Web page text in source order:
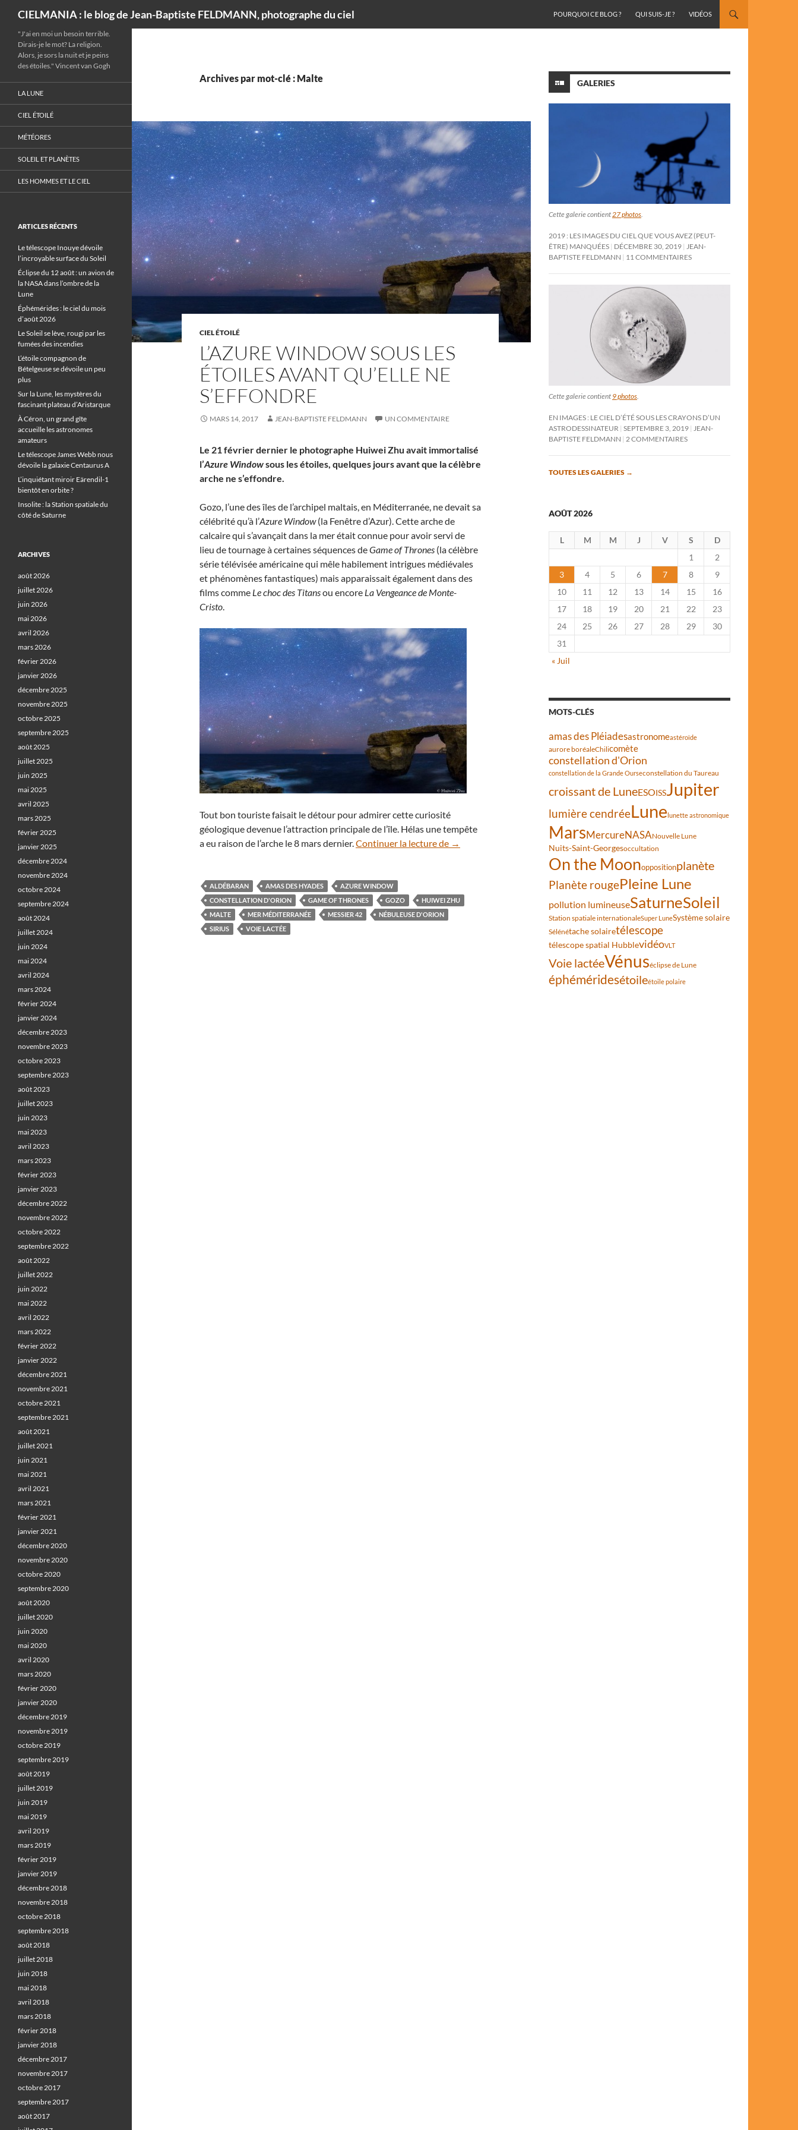
CIELMANIA : le blog de Jean-Baptiste FELDMANN, photographe du ciel
POURQUOI CE BLOG ?
QUI SUIS-JE ? VIDÉOS
Archives par mot-clé : Malte
CIEL ÉTOILÉ
L’AZURE WINDOW SOUS LES
ÉTOILES AVANT QU’ELLE NE
S’EFFONDRE
MARS 14, 2017 JEAN-BAPTISTE FELDMANN UN COMMENTAIRE
Le 21 février dernier le photographe Huiwei Zhu avait immortalisé
l’Azure Windowsous les étoiles, quelques jours avant que la célèbre
arche ne s’effondre.
Gozo, l’une des îles de l’archipel maltais, en Méditerranée, ne devait sa
célébrité qu’à l’Azure Window(la Fenêtre d’Azur). Cette arche de
calcaire qui s’avançait dans la mer était connue pour avoir servi de
lieu de tournage à certaines séquences deGame of Thrones (la célèbre
série télévisée américaine qui mêle habilement intrigues médiévales
et phénomènes fantastiques) mais apparaissait également dans des
films comme Le choc des Titansou encore La Vengeance de Monte-
Cristo.
Tout bon touriste faisait le détour pour admirer cette curiosité
géologique devenue l’attraction principale de l’île. Hélas une tempête
a eu raison de l’arche le 8 mars dernier.Continuer la lecture de l’Azure Window sous les étoiles avant qu’elle ne s’effondre
→
ALDÉBARAN AMAS DES HYADES
AZURE WINDOW
CONSTELLATION D'ORION
GAME OF THRONES GOZO
HUIWEI ZHU
MALTE
MER MÉDITERRANÉE MESSIER 42
NÉBULEUSE D'ORION
SIRIUS
VOIE LACTÉE
GALERIES
Cette galerie contient27 photos.
2019 : LES IMAGES DU CIEL QUE VOUS AVEZ (PEUT-
ÊTRE) MANQUÉES DÉCEMBRE 30, 2019 JEAN-
BAPTISTE FELDMANN
11 COMMENTAIRES
Cette galerie contient 9 photos
EN IMAGES : LE CIEL D’ÉTÉ SOUS LES CRAYONS D’UN
ASTRODESSINATEUR SEPTEMBRE 3, 2019
JEAN-
BAPTISTE FELDMANN
2 COMMENTAIRES
TOUTES LES GALERIES →
AOÛT 2026
L M M J V S
D
1
2
3
4 5 6 7 8
9
10
11 12 13 14 15
16
17
18 19 20 21 22
23
24
25 26 27 28 29
30
31
« Juil
MOTS-CLÉS
amas des Pléiadesastronomeastéroïde
aurore boréaleChilicomète
constellation d'Orion
constellation de la Grande Ourseconstellation du Taureau
croissant de LuneESOISSJupiter
lumière cendréeLunelunette astronomique
MarsMercureNASANouvelle Lune
Nuits-Saint-Georgesoccultation
On the Moonoppositionplanète
Planète rougePleine Lune
pollution lumineuseSaturneSoleil
Station spatiale internationaleSuper LuneSystème solaire
Sélénétache solairetélescope
télescope spatial HubblevidéoVLT
Voie lactéeVénuséclipse de Lune
éphéméridesétoileétoile polaire
"J'ai en moi un besoin terrible.
Dirais-je le mot? La religion.
Alors, je sors la nuit et je peins
des étoiles." Vincent van Gogh
LA LUNE
CIEL ÉTOILÉ
MÉTÉORES
SOLEIL ET PLANÈTES
LES HOMMES ET LE CIEL
ARTICLES RÉCENTS
Le télescope Inouye dévoile
l’incroyable surface du Soleil
Éclipse du 12 août : un avion de
la NASA dans l’ombre de la
Lune
Éphémérides : le ciel du mois
d’août 2026
Le Soleil se lève, rougi par les
fumées des incendies
L’étoile compagnon de
Bételgeuse se dévoile un peu
plus
Sur la Lune, les mystères du
fascinant plateau d’Aristarque
À Céron, un grand gîte
accueille les astronomes
amateurs
Le télescope James Webb nous
dévoile la galaxie Centaurus A
L’inquiétant miroir Eärendil-1
bientôt en orbite ?
Insolite : la Station spatiale du
côté de Saturne
ARCHIVES
août 2026
juillet 2026
juin 2026
mai 2026
avril 2026
mars 2026
février 2026
janvier 2026
décembre 2025
novembre 2025
octobre 2025
septembre 2025
août 2025
juillet 2025
juin 2025
mai 2025
avril 2025
mars 2025
février 2025
janvier 2025
décembre 2024
novembre 2024
octobre 2024
septembre 2024
août 2024
juillet 2024
juin 2024
mai 2024
avril 2024
mars 2024
février 2024
janvier 2024
décembre 2023
novembre 2023
octobre 2023
septembre 2023
août 2023
juillet 2023
juin 2023
mai 2023
avril 2023
mars 2023
février 2023
janvier 2023
décembre 2022
novembre 2022
octobre 2022
septembre 2022
août 2022
juillet 2022
juin 2022
mai 2022
avril 2022
mars 2022
février 2022
janvier 2022
décembre 2021
novembre 2021
octobre 2021
septembre 2021
août 2021
juillet 2021
juin 2021
mai 2021
avril 2021
mars 2021
février 2021
janvier 2021
décembre 2020
novembre 2020
octobre 2020
septembre 2020
août 2020
juillet 2020
juin 2020
mai 2020
avril 2020
mars 2020
février 2020
janvier 2020
décembre 2019
novembre 2019
octobre 2019
septembre 2019
août 2019
juillet 2019
juin 2019
mai 2019
avril 2019
mars 2019
février 2019
janvier 2019
décembre 2018
novembre 2018
octobre 2018
septembre 2018
août 2018
juillet 2018
juin 2018
mai 2018
avril 2018
mars 2018
février 2018
janvier 2018
décembre 2017
novembre 2017
octobre 2017
septembre 2017
août 2017